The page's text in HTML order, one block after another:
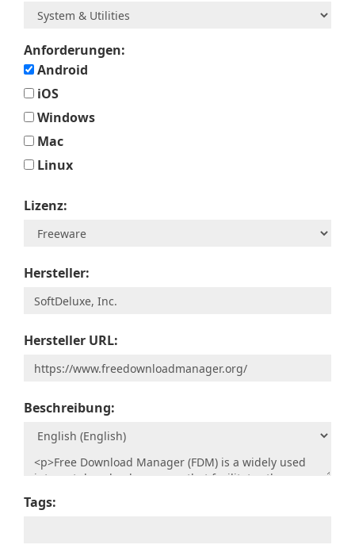
Anforderungen:
Android
iOS
Windows
Mac
Linux
Lizenz:
Hersteller:
Hersteller URL:
Beschreibung:
Tags: